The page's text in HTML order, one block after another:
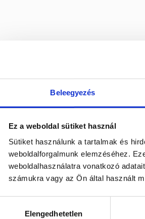
Beleegyezés
Ez a weboldal sütiket használ
Sütiket használunk a tartalmak és
weboldalforgalmunk elemzéséhez.
weboldalhasználatra vonatkozó
számukra vagy az Ön által használt
kiválasztásaElengedhetetlen